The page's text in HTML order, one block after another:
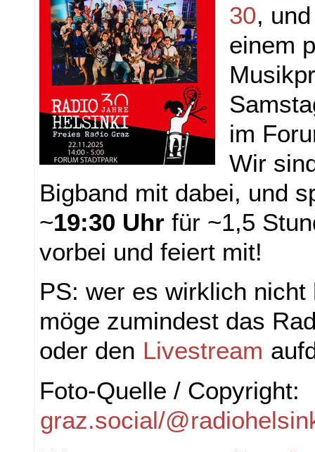
30,
einem
im
Wir
Bigband mit dabei, und
~19:30 Uhr für ~1,5
vorbei und feiert mit!
PS: wer es wirklich nicht
möge zumindest das
oder den Livestream
Foto-Quelle / Copyright:
graz.social/